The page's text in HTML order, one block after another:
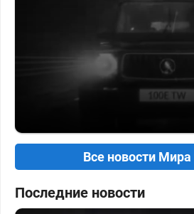
Все новости Мира
Последние новости